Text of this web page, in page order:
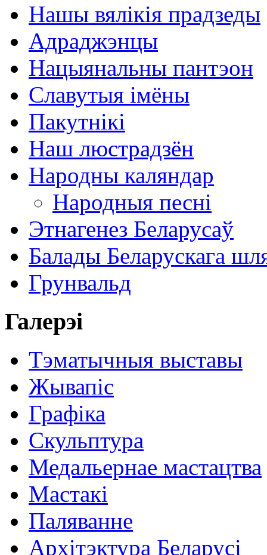
Нашы вялікія прадзеды
Адраджэнцы
Нацыянальны пантэон
Славутыя імёны
Пакутнікі
Наш люстрадзён
Народны каляндар
Народныя песні
Этнагенез Беларусаў
Балады Беларускага
Грунвальд
Галерэі
Тэматычныя выставы
Жывапіс
Графіка
Скульптура
Медальернае мастацтва
Мастакі
Паляванне
Архітэктура Беларусі